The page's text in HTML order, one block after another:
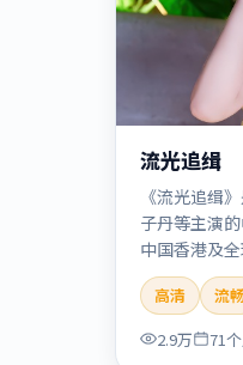
流光追缉
《流光追缉
子丹等主演
中国香港及
版流媒体在
索相互勾连
适合检索「
港」「2020
高清
流
2.9万
71